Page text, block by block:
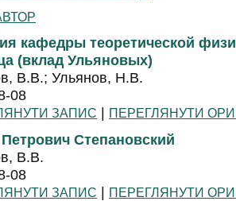
кафедры теоретической
(вклад Ульяновых)
В.В.; Ульянов, Н.В.
08
ЗАПИС | ПЕРЕГЛЯНУТИ
Степановский
В.В.
08
ЗАПИС | ПЕРЕГЛЯНУТИ